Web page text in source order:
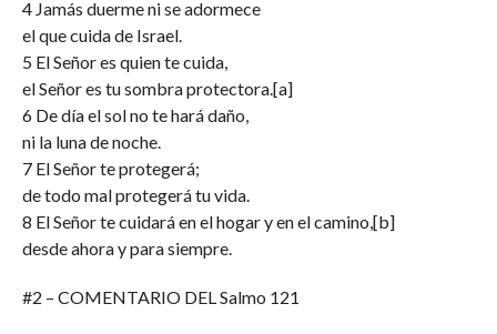
4 Jamás duerme ni se adormece
el que cuida de Israel.
5 El Señor es quien te cuida,
el Señor es tu sombra protectora.[a]
6 De día el sol no te hará daño,
ni la luna de noche.
7 El Señor te protegerá;
de todo mal protegerá tu vida.
8 El Señor te cuidará en el hogar y en el camino,[b]
desde ahora y para siempre.
#2 – COMENTARIO DEL Salmo 121